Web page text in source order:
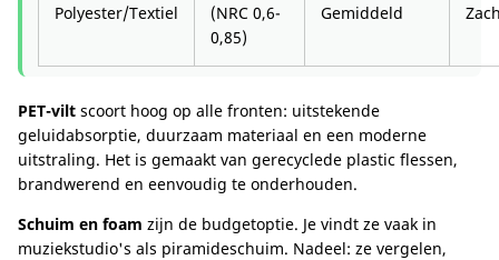
Polyester/Textiel
(NRC 0,6-
0,85)
Gemiddeld
PET-vilt scoort hoog op alle fronten: uitstekende
geluidabsorptie, duurzaam materiaal en een moderne
uitstraling. Het is gemaakt van gerecyclede plastic flessen,
brandwerend en eenvoudig te onderhouden.
Schuim en foam zijn de budgetoptie. Je vindt ze vaak in
muziekstudio's als piramideschuim. Nadeel: ze vergelen,